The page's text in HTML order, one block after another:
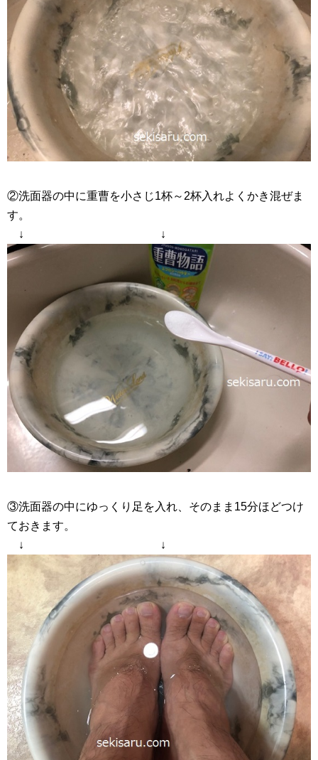
②洗面器の中に重曹を小さじ1杯～2杯入れよくかき混ぜま
す。
↓ ↓
③洗面器の中にゆっくり足を入れ、そのまま15分ほどつけ
ておきます。
↓ ↓